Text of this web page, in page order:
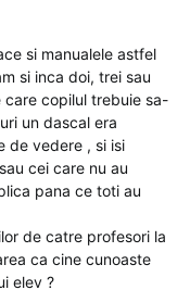
si manualele astfel
si inca doi, trei sau
care copilul trebuie sa-
un dascal era
de vedere , si isi
cei care nu au
pana ce toti au
de catre profesori la
ca cine cunoaste
elev ?